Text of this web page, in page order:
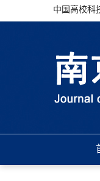
中国高校科